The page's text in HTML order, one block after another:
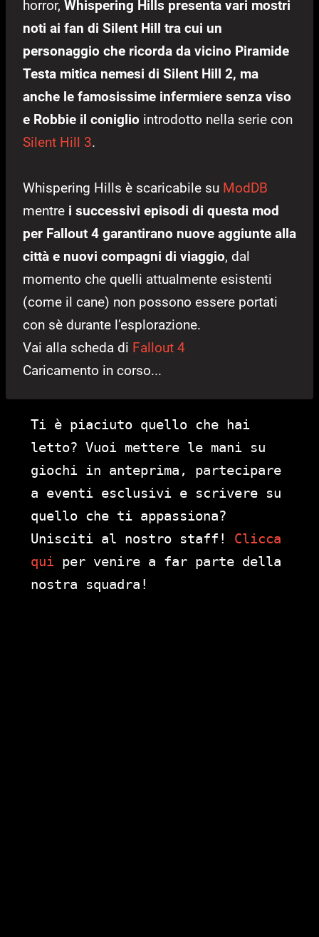
horror, Whispering Hills presenta vari mostri
noti ai fan di Silent Hill tra cui un
personaggio che ricorda da vicino Piramide
Testa mitica nemesi di Silent Hill 2, ma
anche le famosissime infermiere senza viso
e Robbie il coniglio introdotto nella serie con
Silent Hill 3.
Whispering Hills è scaricabile su ModDB
mentre i successivi episodi di questa mod
per Fallout 4 garantirano nuove aggiunte alla
città e nuovi compagni di viaggio, dal
momento che quelli attualmente esistenti
(come il cane) non possono essere portati
con sè durante l’esplorazione.
Vai alla scheda di Fallout 4
Caricamento in corso...
Ti è piaciuto quello che hai
letto? Vuoi mettere le mani su
giochi in anteprima, partecipare
a eventi esclusivi e scrivere su
quello che ti appassiona?
Unisciti al nostro staff! Clicca
qui per venire a far parte della
nostra squadra!